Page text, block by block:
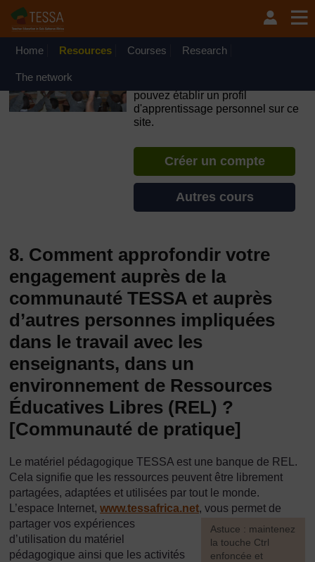
Passer au contenu principal
OpenLearn Create will be unavailable on Wednesday 12
August 2026 from 8am to 10.30am (GMT) due to routine
Home Resources Courses Research
The network
pouvez établir un profil
d'apprentissage personnel sur ce
site.
Créer un compte
Autres cours
8. Comment approfondir votre
engagement auprès de la
communauté TESSA et auprès
d’autres personnes impliquées
dans le travail avec les
enseignants, dans un
environnement de Ressources
Éducatives Libres (REL) ?
[Communauté de pratique]
Le matériel pédagogique TESSA est une banque de REL.
Cela signifie que les ressources peuvent être librement
partagées, adaptées et utilisées par tout le monde.
L’espace Internet, www.tessafrica.net
[Astuce : maintenez
la touche Ctrl
enfoncée et
, vous permet de
partager vos expériences
d’utilisation du matériel
pédagogique ainsi que les activités